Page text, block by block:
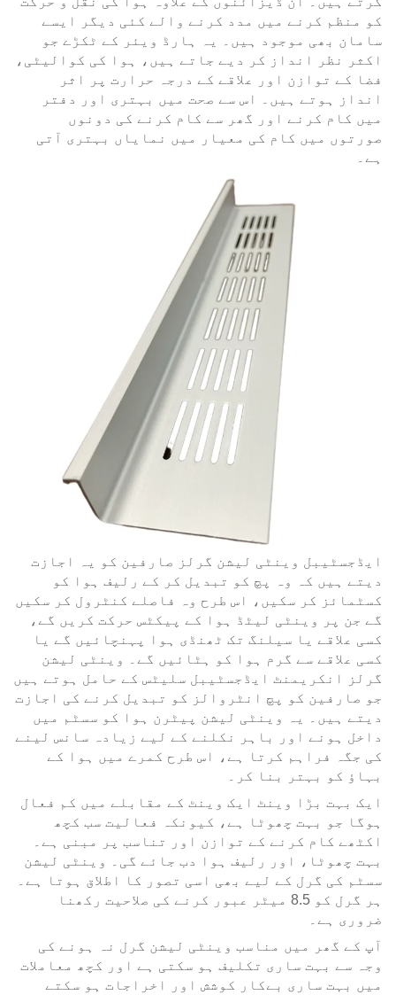
کو منظم کرنے میں مدد کرنے والے کئی دیگر ایسے
سامان بھی موجود ہیں۔ یہ ہارڈ ویئر کے ٹکڑے جو
اکثر نظر انداز کر دیے جاتے ہیں، ہوا کی کوالیٹی،
فضا کے توازن اور علاقے کے درجہ حرارت پر اثر
انداز ہوتے ہیں۔ اس سے صحت میں بہتری اور دفتر
میں کام کرنے اور گھر سے کام کرنے کی دونوں
صورتوں میں کام کی معیار میں نمایاں بہتری آتی
ہے۔
ایڈجسٹیبل وینٹی لیشن گرلز صارفین کو یہ اجازت
دیتے ہیں کہ وہ پچ کو تبدیل کر کے رلیف ہوا کو
کسٹمائز کر سکیں، اس طرح وہ فاصلے کنٹرول کر سکیں
گے جن پر وینٹی لیٹڈ ہوا کے پیکٹس حرکت کریں گے،
کسی علاقے یا سیلنگ تک ٹھنڈی ہوا پہنچائیں گے یا
کسی علاقے سے گرم ہوا کو ہٹائیں گے۔ وینٹی لیشن
گرلز انکریمنٹ ایڈجسٹیبل سلیٹس کے حامل ہوتے ہیں
جو صارفین کو پچ انٹروالز کو تبدیل کرنے کی اجازت
دیتے ہیں۔ یہ وینٹی لیشن پیٹرن ہوا کو سسٹم میں
داخل ہونے اور باہر نکلنے کے لیے زیادہ سانس لینے
کی جگہ فراہم کرتا ہے، اس طرح کمرے میں ہوا کے
بہاؤ کو بہتر بنا کر۔
ایک بہت بڑا وینٹ ایک وینٹ کے مقابلے میں کم فعال
ہوگا جو بہت چھوٹا ہے، کیونکہ فعالیت سب کچھ
اکٹھے کام کرنے کے توازن اور تناسب پر مبنی ہے۔
بہت چھوٹا، اور رلیف ہوا دب جائے گی۔ وینٹی لیشن
سسٹم کی گرل کے لیے بھی اسی تصور کا اطلاق ہوتا ہے۔
ہر گرل کو 8.5 میٹر عبور کرنے کی صلاحیت رکھنا
ضروری ہے۔
آپ کے گھر میں مناسب وینٹی لیشن گرل نہ ہونے کی
وجہ سے بہت ساری تکلیف ہو سکتی ہے اور کچھ معاملات
میں بہت ساری بےکار کوشش اور اخراجات ہو سکتے